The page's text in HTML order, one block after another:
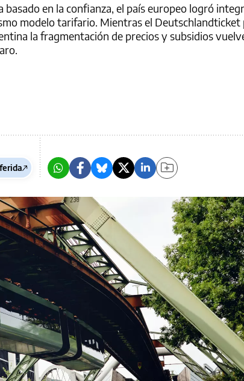
basado en la confianza, el país europeo logró
modelo tarifario. Mientras el
la fragmentación de precios y subsidios